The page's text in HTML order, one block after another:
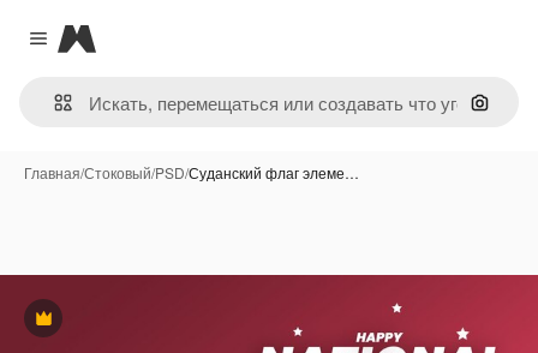
Close menu
Magnific
Поиск
Главная/Стоковый/PSD/Суданский флаг элеме…
Премиум